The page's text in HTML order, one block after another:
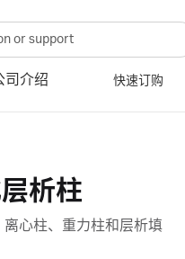
司介绍 快速订购
析柱
离心柱、重力柱和层析填